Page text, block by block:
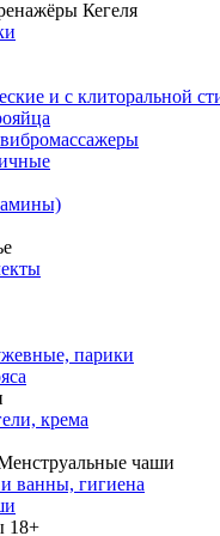
Кегеля
и с клиторальной
парики
крема
чаши
ванны, гигиена
18+